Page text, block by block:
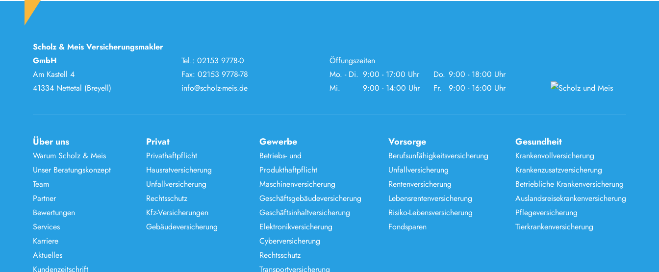
Scholz & Meis Versicherungsmakler
GmbH
Am Kastell 4
41334 Nettetal (Breyell)
Tel.: 02153 9778-0
Fax: 02153 9778-78
info@scholz-meis.de
Öffungszeiten
Mo. - Di. 9:00 - 17:00 Uhr Do. 9:00 - 18:00 Uhr
Mi.
9:00 - 14:00 Uhr Fr. 9:00 - 16:00 Uhr
Über uns
Warum Scholz & Meis
Unser Beratungskonzept
Team
Partner
Bewertungen
Services
Karriere
Aktuelles
Kundenzeitschrift
Privat
Privathaftpflicht
Hausratversicherung
Unfallversicherung
Rechtsschutz
Kfz-Versicherungen
Gebäudeversicherung
Gewerbe
Betriebs- und
Produkthaftpflicht
Maschinenversicherung
Geschäftsgebäudeversicherung
Geschäftsinhaltversicherung
Elektronikversicherung
Cyberversicherung
Rechtsschutz
Transportversicherung
Vorsorge
Berufsunfähigkeitsversicherung
Unfallversicherung
Rentenversicherung
Lebensrentenversicherung
Risiko-Lebensversicherung
Fondsparen
Gesundheit
Krankenvollversicherung
Krankenzusatzversicherung
Betriebliche Krankenversicherung
Auslandsreisekrankenversicherung
Pflegeversicherung
Tierkrankenversicherung